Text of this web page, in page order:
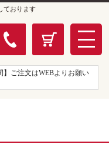
ております
】ご注文はWEBよりお願い